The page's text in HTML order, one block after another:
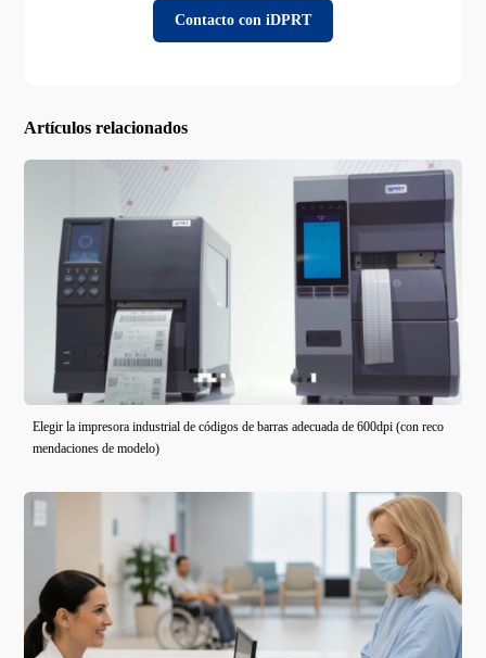
Contacto con iDPRT
Artículos relacionados
Elegir la impresora industrial de códigos de barras adecuada de 600dpi (con reco
mendaciones de modelo)